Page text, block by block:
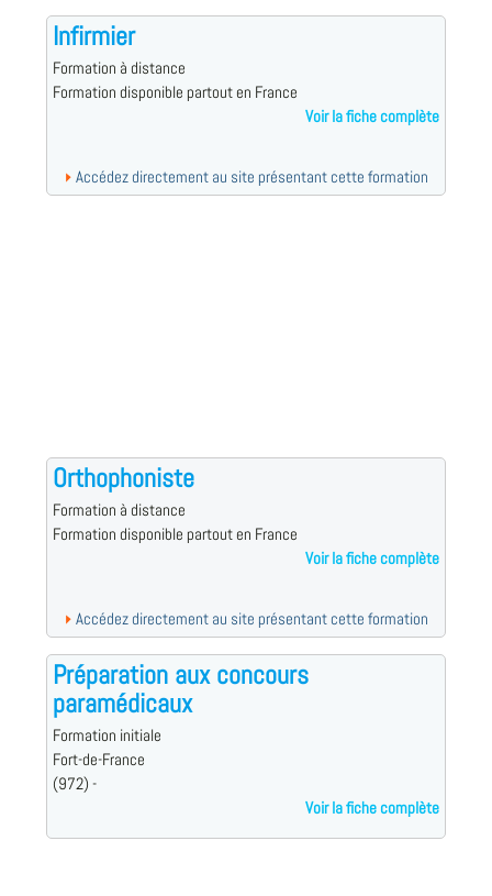
Infirmier
Formation à distance
Formation disponible partout en France
Voir la fiche complète
Accédez directement au site présentant cette formation
Orthophoniste
Formation à distance
Formation disponible partout en France
Voir la fiche complète
Accédez directement au site présentant cette formation
Préparation aux concours
paramédicaux
Formation initiale
Fort-de-France
(972) -
Voir la fiche complète